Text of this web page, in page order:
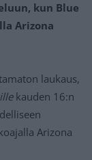
kun Blue
Arizona
laukaus,
kauden 16:n
Arizona